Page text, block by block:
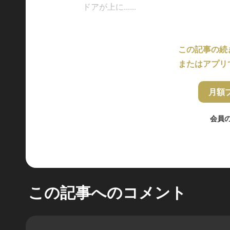
ドアが上に......
この記事の
またはアプ
月額
会員
この記事へのコメント